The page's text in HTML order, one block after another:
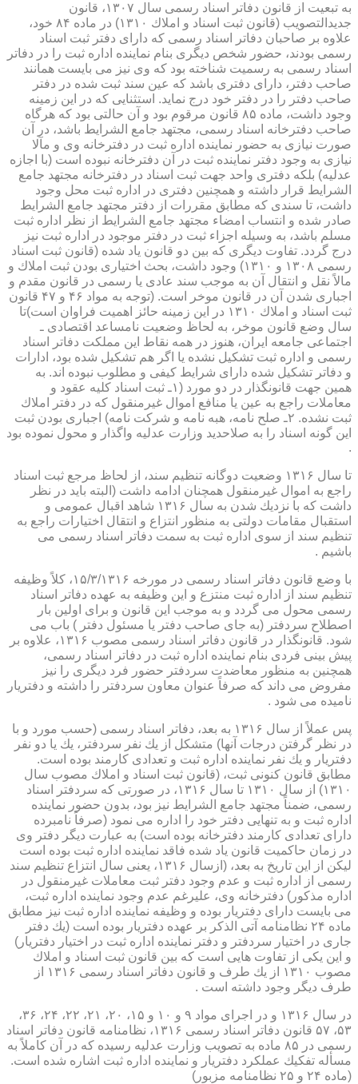
به تبعیت از قانون دفاتر اسناد رسمی سال ۱۳۰۷، قانون
جدیدالتصویب (قانون ثبت اسناد و املاك ۱۳۱۰) در ماده ۸۴ خود،
علاوه بر صاحبان دفاتر اسناد رسمی كه دارای دفتر ثبت اسناد
رسمی بودند، حضور شخص دیگری بنام نماینده اداره ثبت را در دفاتر
اسناد رسمی به رسمیت شناخته بود كه وی نیز می بایست همانند
صاحب دفتر، دارای دفتری باشد كه عین سند ثبت شده در دفتر
صاحب دفتر را در دفتر خود درج نماید. استثنایی كه در این زمینه
وجود داشت، ماده ۸۵ قانون مرقوم بود و آن حالتی بود كه هرگاه
صاحب دفترخانه اسناد رسمی، مجتهد جامع الشرایط باشد، در آن
صورت نیازی به حضور نماینده اداره ثبت در دفترخانه وی و مآلا
نیازی به وجود دفتر نماینده ثبت در آن دفترخانه نبوده است (با اجازه
عدلیه) بلكه دفتری واحد جهت ثبت اسناد در دفترخانه مجتهد جامع
الشرایط قرار داشته و همچنین دفتری در اداره ثبت محل وجود
داشت، تا سندی كه مطابق مقررات از دفتر مجتهد جامع الشرایط
صادر شده و انتساب امضاء مجتهد جامع الشرایط از نظر اداره ثبت
مسلم باشد، به وسیله اجزاء ثبت در دفتر موجود در اداره ثبت نیز
درج گردد. تفاوت دیگری كه بین دو قانون یاد شده (قانون ثبت اسناد
رسمی ۱۳۰۸ و ۱۳۱۰) وجود داشت، بحث اختیاری بودن ثبت املاك و
مالاً نقل و انتقال آن به موجب سند عادی یا رسمی در قانون مقدم و
اجباری شدن آن در قانون موخر است. (توجه به مواد ۴۶ و ۴۷ قانون
ثبت اسناد و املاك ۱۳۱۰ در این زمینه حائز اهمیت فراوان است)تا
سال وضع قانون موخر، به لحاظ وضعیت نامساعد اقتصادی ـ
اجتماعی جامعه ایران، هنوز در همه نقاط این مملكت دفاتر اسناد
رسمی و اداره ثبت تشكیل نشده یا اگر هم تشكیل شده بود، ادارات
و دفاتر تشكیل شده دارای شرایط كیفی و مطلوب نبوده اند. به
همین جهت قانونگذار در دو مورد (۱ـ ثبت اسناد كلیه عقود و
معاملات راجع به عین یا منافع اموال غیرمنقول كه در دفتر املاك
ثبت نشده. ۲ـ صلح نامه، هبه نامه و شركت نامه) اجباری بودن ثبت
این گونه اسناد را به صلاحدید وزارت عدلیه واگذار و محول نموده بود
.
تا سال ۱۳۱۶ وضعیت دوگانه تنظیم سند، از لحاظ مرجع ثبت اسناد
راجع به اموال غیرمنقول همچنان ادامه داشت (البته باید در نظر
داشت كه با نزدیك شدن به سال ۱۳۱۶ شاهد اقبال عمومی و
استقبال مقامات دولتی به منظور انتزاع و انتقال اختیارات راجع به
تنظیم سند از سوی اداره ثبت به سمت دفاتر اسناد رسمی می
باشیم .
با وضع قانون دفاتر اسناد رسمی در مورخه ۱۵/۳/۱۳۱۶، كلاً وظیفه
تنظیم سند از اداره ثبت منتزع و این وظیفه به عهده دفاتر اسناد
رسمی محول می گردد و به موجب این قانون و برای اولین بار
اصطلاح سردفتر (به جای صاحب دفتر یا مسئول دفتر ) باب می
شود. قانونگذار در قانون دفاتر اسناد رسمی مصوب ۱۳۱۶، علاوه بر
پیش بینی فردی بنام نماینده اداره ثبت در دفاتر اسناد رسمی،
همچنین به منظور معاضدت سردفتر حضور فرد دیگری را نیز
مفروض می داند كه صرفاً عنوان معاون سردفتر را داشته و دفتریار
نامیده می شود .
پس عملاً از سال ۱۳۱۶ به بعد، دفاتر اسناد رسمی (حسب مورد و با
در نظر گرفتن درجات آنها) متشكل از یك نفر سردفتر، یك یا دو نفر
دفتریار و یك نفر نماینده اداره ثبت و تعدادی كارمند بوده است.
مطابق قانون كنونی ثبت، (قانون ثبت اسناد و املاك مصوب سال
۱۳۱۰) از سال ۱۳۱۰ تا سال ۱۳۱۶، در صورتی كه سردفتر اسناد
رسمی، ضمناً مجتهد جامع الشرایط نیز بود، بدون حضور نماینده
اداره ثبت و به تنهایی دفتر خود را اداره می نمود (صرفاً نامبرده
دارای تعدادی كارمند دفترخانه بوده است) به عبارت دیگر دفتر وی
در زمان حاكمیت قانون یاد شده فاقد نماینده اداره ثبت بوده است
لیكن از این تاریخ به بعد، (ازسال ۱۳۱۶، یعنی سال انتزاع تنظیم سند
رسمی از اداره ثبت و عدم وجود دفتر ثبت معاملات غیرمنقول در
اداره مذكور) دفترخانه وی، علیرغم عدم وجود نماینده اداره ثبت،
می بایست دارای دفتریار بوده و وظیفه نماینده اداره ثبت نیز مطابق
ماده ۲۴ نظامنامه آتی الذكر بر عهده دفتریار بوده است (یك دفتر
جاری در اختیار سردفتر و دفتر نماینده اداره ثبت در اختیار دفتریار)
و این یكی از تفاوت هایی است كه بین قانون ثبت اسناد و املاك
مصوب ۱۳۱۰ از یك طرف و قانون دفاتر اسناد رسمی ۱۳۱۶ از
طرف دیگر وجود داشته است .
در سال ۱۳۱۶ و در اجرای مواد ۹ و ۱۰ و ۱۵، ۲۰، ۲۱، ۲۲، ۲۴، ۳۶،
۵۳، ۵۷ قانون دفاتر اسناد رسمی ۱۳۱۶، نظامنامه قانون دفاتر اسناد
رسمی در ۸۵ ماده به تصویب وزارت عدلیه رسیده كه در آن كاملاً به
مسأله تفكیك عملكرد دفتریار و نماینده اداره ثبت اشاره شده است.
(ماده ۲۴ و ۲۵ نظامنامه مزبور)